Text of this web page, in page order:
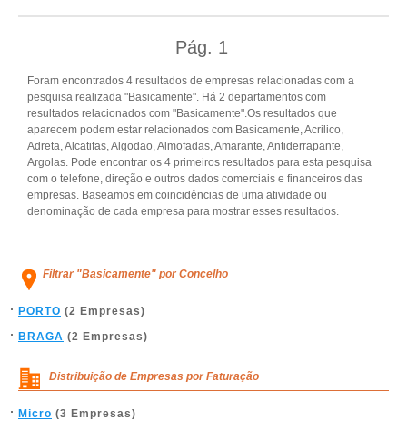
Pág. 1
Foram encontrados 4 resultados de empresas relacionadas com a
pesquisa realizada "Basicamente". Há 2 departamentos com
resultados relacionados com "Basicamente".Os resultados que
aparecem podem estar relacionados com Basicamente, Acrilico,
Adreta, Alcatifas, Algodao, Almofadas, Amarante, Antiderrapante,
Argolas. Pode encontrar os 4 primeiros resultados para esta pesquisa
com o telefone, direção e outros dados comerciais e financeiros das
empresas. Baseamos em coincidências de uma atividade ou
denominação de cada empresa para mostrar esses resultados.
Filtrar "Basicamente" por Concelho
PORTO (2 Empresas)
BRAGA (2 Empresas)
Distribuição de Empresas por Faturação
Micro (3 Empresas)